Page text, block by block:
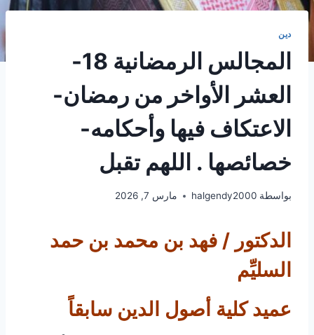
دين
المجالس الرمضانية 18-
العشر الأواخر من رمضان-
الاعتكاف فيها وأحكامه-
خصائصها . اللهم تقبل
بواسطة halgendy2000 مارس 7, 2026
الدكتور / فهد بن محمد بن حمد
السليِّم
عميد كلية أصول الدين سابقاً